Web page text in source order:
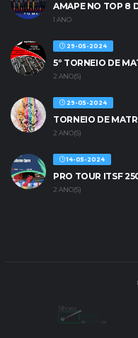
AMAPE NO TOP 8
1 ANO
29-05-2024
5º TORNEIO DE
2 ANO(S)
29-05-2024
TORNEIO DE
2 ANO(S)
14-05-2024
PRO TOUR ITSF
2 ANO(S)